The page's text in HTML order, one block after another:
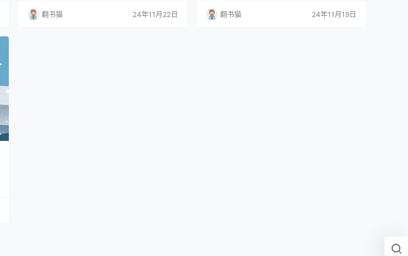
决定性海战背后更为深层的胜败原因。 作者认
为，美国的工业创新能力和技术积累才是制胜关
翻书猫 24年11月22日
义、小说等。但这些作品中的战争场景往往是作
者的想象与虚构,与历史真相存在较大差距。 本
翻书猫 24年11月19日